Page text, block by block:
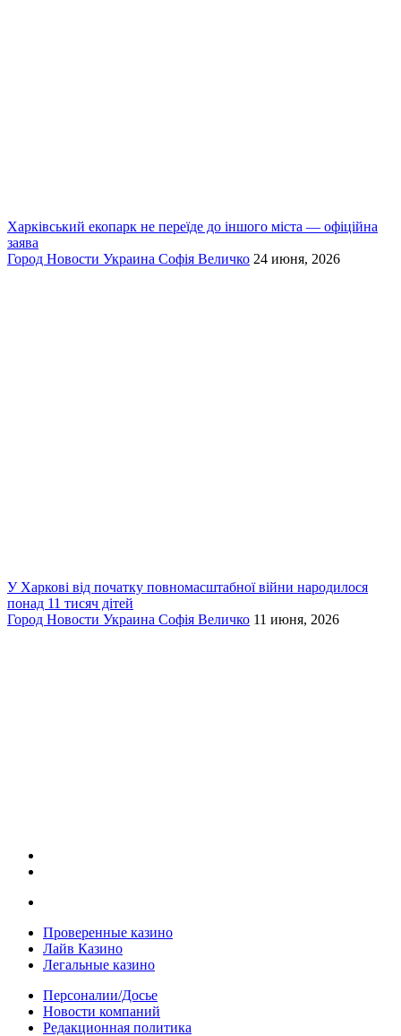
Харківський екопарк не переїде до іншого міста — офіційна
заява
Город Новости Украина Софія Величко 24 июня, 2026
У Харкові від початку повномасштабної війни народилося
понад 11 тисяч дітей
Город Новости Украина Софія Величко 11 июня, 2026
Проверенные казино
Лайв Казино
Легальные казино
Персоналии/Досье
Новости компаний
Редакционная политика